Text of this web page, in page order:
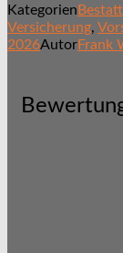
Kategorien
Versicherung,
2026AutorFrank